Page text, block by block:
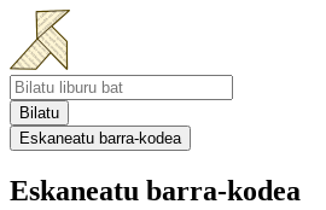
Bilatu
Eskaneatu barra-kodea
Eskaneatu barra-kodea